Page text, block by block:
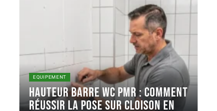
EQUIPEMENT
Hauteur barre WC PMR : comment
réussir la pose sur cloison en